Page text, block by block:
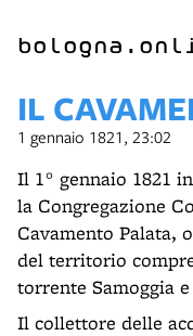
IL
1 gennaio 1821, 23:02
Il 1° gennaio 1821
la Congregazione
Cavamento Palata,
del territorio
torrente Samoggia
Il collettore delle